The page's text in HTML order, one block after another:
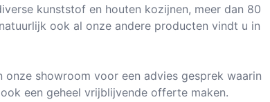
kunststof en houten kozijnen, meer dan 80
ook al onze andere producten vindt u in
onze showroom voor een advies gesprek waarin
een geheel vrijblijvende offerte maken.